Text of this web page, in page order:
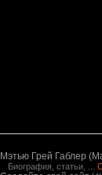
Мэтью Грей Габлер
Биография, статьи, ...